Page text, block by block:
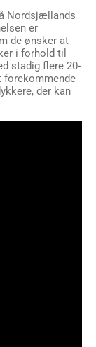
Nordsjællands
er
de ønsker at
i forhold til
stadig flere 20-
forekommende
der kan